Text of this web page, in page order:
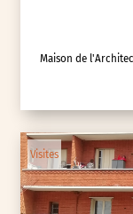
Maison de
Visites